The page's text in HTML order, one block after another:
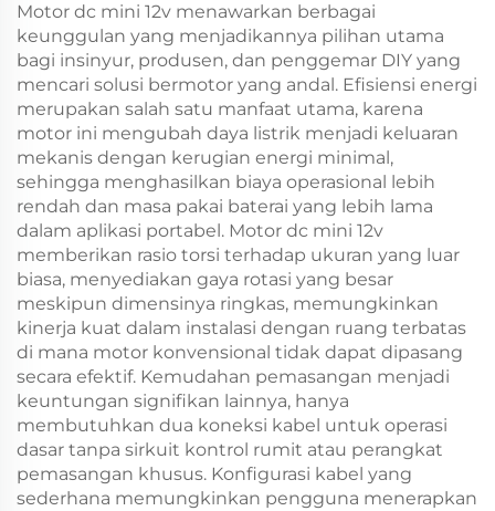
Motor dc mini 12v menawarkan berbagai
keunggulan yang menjadikannya pilihan utama
bagi insinyur, produsen, dan penggemar DIY yang
mencari solusi bermotor yang andal. Efisiensi energi
merupakan salah satu manfaat utama, karena
motor ini mengubah daya listrik menjadi keluaran
mekanis dengan kerugian energi minimal,
sehingga menghasilkan biaya operasional lebih
rendah dan masa pakai baterai yang lebih lama
dalam aplikasi portabel. Motor dc mini 12v
memberikan rasio torsi terhadap ukuran yang luar
biasa, menyediakan gaya rotasi yang besar
meskipun dimensinya ringkas, memungkinkan
kinerja kuat dalam instalasi dengan ruang terbatas
di mana motor konvensional tidak dapat dipasang
secara efektif. Kemudahan pemasangan menjadi
keuntungan signifikan lainnya, hanya
membutuhkan dua koneksi kabel untuk operasi
dasar tanpa sirkuit kontrol rumit atau perangkat
pemasangan khusus. Konfigurasi kabel yang
sederhana memungkinkan pengguna menerapkan